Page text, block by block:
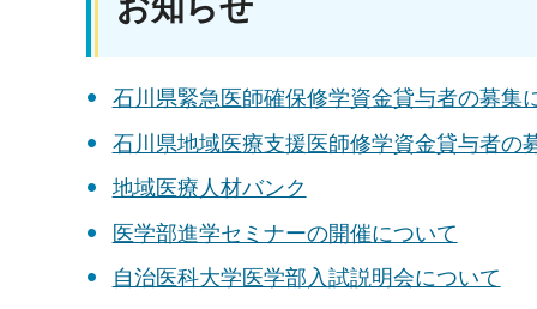
お知らせ
石川県緊急医師確保修学資金貸与者の募集
石川県地域医療支援医師修学資金貸与者の
地域医療人材バンク
医学部進学セミナーの開催について
自治医科大学医学部入試説明会について